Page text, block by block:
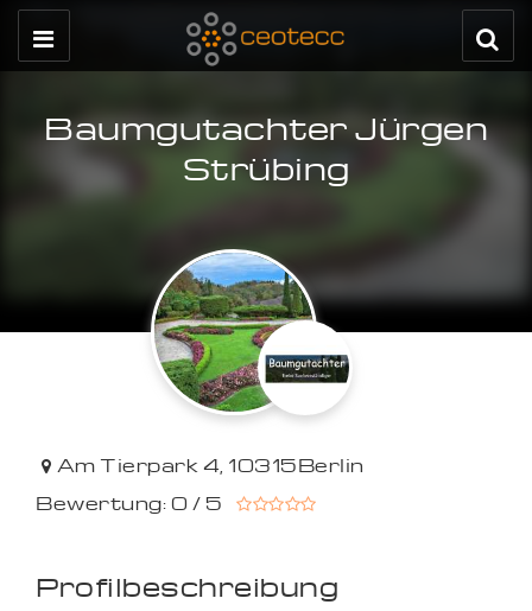
Baumgutachter Jürgen
Strübing
Am Tierpark 4, 10315Berlin
Bewertung: 0 / 5
Profilbeschreibung